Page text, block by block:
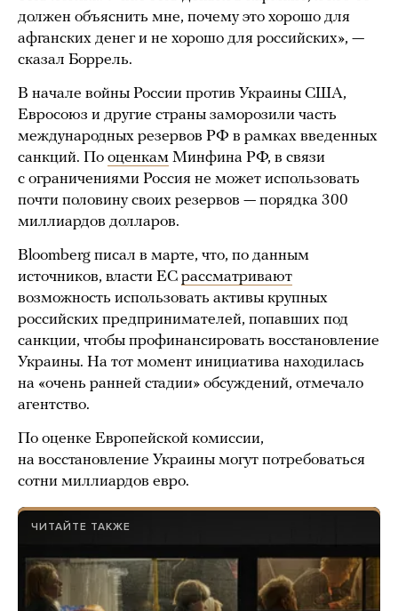
должен объяснить мне, почему это хорошо для
афганских денег и не хорошо для российских», —
сказал Боррель.
В начале войны России против Украины США,
Евросоюз и другие страны заморозили часть
международных резервов РФ в рамках введенных
санкций. По оценкам Минфина РФ, в связи
с ограничениями Россия не может использовать
почти половину своих резервов — порядка 300
миллиардов долларов.
Bloomberg писал в марте, что, по данным
источников, власти ЕС рассматривают
возможность использовать активы крупных
российских предпринимателей, попавших под
санкции, чтобы профинансировать восстановление
Украины. На тот момент инициатива находилась
на «очень ранней стадии» обсуждений, отмечало
агентство.
По оценке Европейской комиссии,
на восстановление Украины могут потребоваться
сотни миллиардов евро.
ЧИТАЙТЕ ТАКЖЕ